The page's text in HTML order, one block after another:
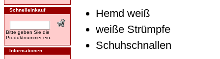
Schnelleinkauf
Bitte geben Sie die
Produktnummer ein.
Informationen
Hemd weiß
weiße Strümpfe
Schuhschnallen